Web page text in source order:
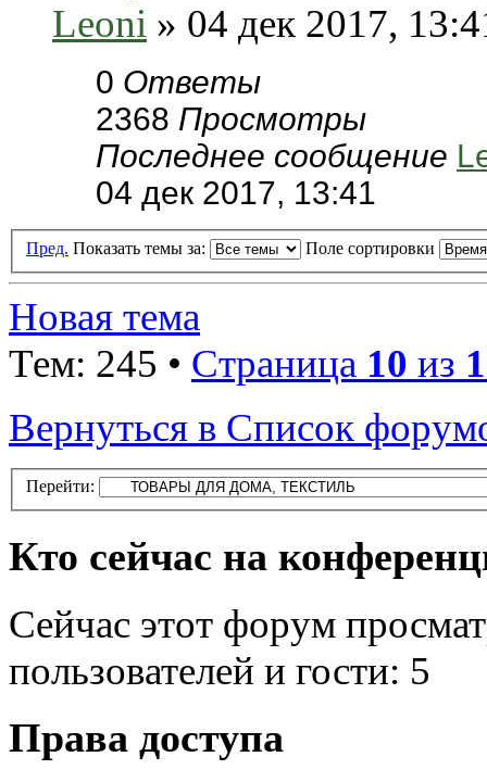
Leoni » 04 дек 2017,
0 Ответы
2368 Просмотры
Последнее сообщение
04 дек 2017, 13:41
Пред. Показать темы за: Поле сортировки
Новая тема
Тем: 245 • Страница 10 из
Вернуться в Список
Перейти:
Кто сейчас на
Сейчас этот форум
пользователей и гости: 5
Права доступа